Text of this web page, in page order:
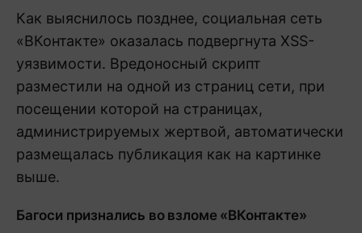
Как выяснилось позднее, социальная сеть
«ВКонтакте» оказалась подвергнута XSS-
уязвимости. Вредоносный скрипт
разместили на одной из страниц сети, при
посещении которой на страницах,
администрируемых жертвой, автоматически
размещалась публикация как на картинке
выше.
Багоси признались во взломе «ВКонтакте»